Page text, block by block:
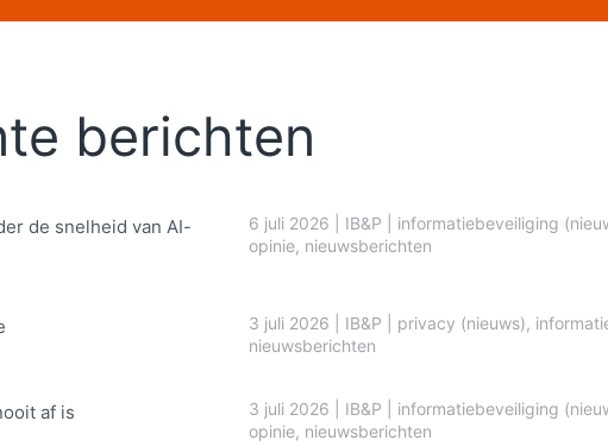
berichten
de snelheid van AI-
6 juli 2026 IB&P
informatiebeveiliging
opinie, nieuwsberichten
3 juli 2026 IB&P privacy (nieuws),
nieuwsberichten
af is 3 juli 2026 IB&P
informatiebeveiliging
opinie, nieuwsberichten